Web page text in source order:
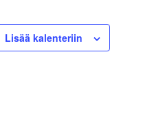
Lisää kalenteriin